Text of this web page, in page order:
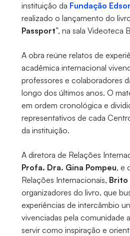
instituição da Fundação
realizado o lançamento do
Passport”, na sala Videoteca
A obra reúne relatos de
acadêmica internacional
professores e colaboradores
longo dos últimos anos. O
em ordem cronológica e
representativos de cada
da instituição.
A diretora de Relações
Profa. Dra. Gina Pompeu, e
Relações Internacionais, Brito
organizadores do livro, que
experiências de intercâmbio
vivenciadas pela comunidade
servir como inspiração e